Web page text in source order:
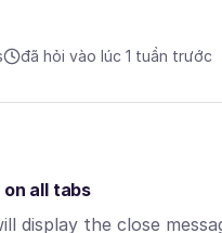
đã hỏi vào lúc 1 tuần trước
all tabs
display the close